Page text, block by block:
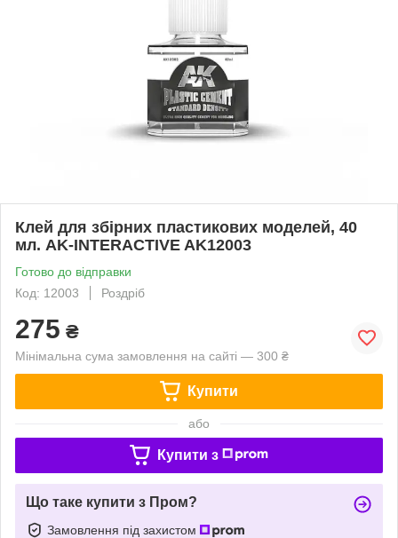
Клей для збірних пластикових моделей, 40
мл. AK-INTERACTIVE AK12003
Готово до відправки
Код: 12003
Роздріб
275 ₴
Мінімальна сума замовлення на сайті — 300 ₴
Купити
або
Купити з
Що таке купити з Пром?
Замовлення під захистом